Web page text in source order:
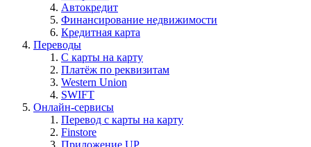
Автокредит
Финансирование недвижимости
Кредитная карта
Переводы
С карты на карту
Платёж по реквизитам
Western Union
SWIFT
Онлайн-сервисы
Перевод с карты на карту
Finstore
Приложение UP